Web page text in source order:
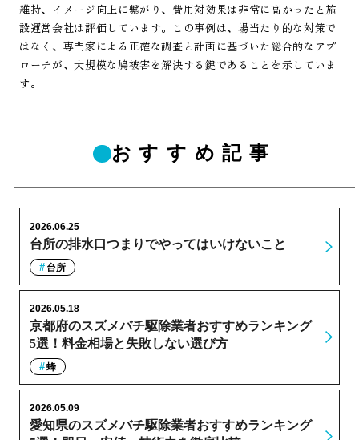
維持、イメージ向上に繋がり、費用対効果は非常に高かったと施
設運営会社は評価しています。この事例は、場当たり的な対策で
はなく、専門家による正確な調査と計画に基づいた総合的なアプ
ローチが、大規模な鳩被害を解決する鍵であることを示していま
す。
おすすめ記事
台所の排水口つまりでやってはいけないこと
2026.06.25
台所
京都府のスズメバチ駆除業者おすすめランキング
5選！料金相場と失敗しない選び方
2026.05.18
蜂
愛知県のスズメバチ駆除業者おすすめランキング
2026.05.09